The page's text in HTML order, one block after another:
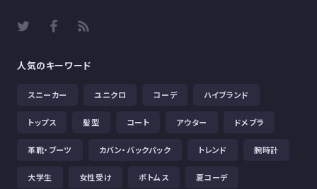
人気のキーワード
スニーカー ユニクロ コーデ ハイブランド
トップス 髪型 コート アウター ドメブラ
革靴・ブーツ カバン・バックパック トレンド 腕時計
大学生 女性受け ボトムス 夏コーデ